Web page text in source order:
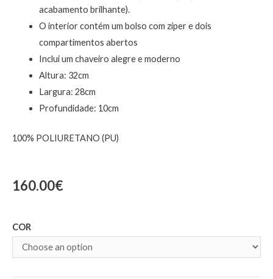
acabamento brilhante).
O interior contém um bolso com zíper e dois
compartimentos abertos
Inclui um chaveiro alegre e moderno
Altura: 32cm
Largura: 28cm
Profundidade: 10cm
100% POLIURETANO (PU)
160.00€
COR